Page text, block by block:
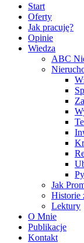
Start
Oferty
Jak pracuję?
Opinie
Wiedza
ABC
Jak
Historie
Lektury
O Mnie
Publikacje
Kontakt